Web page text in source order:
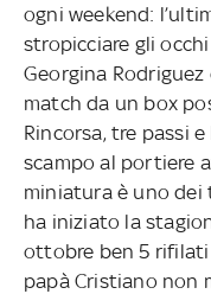
ogni weekend:
stropicciare gli
Georgina
match da un box
Rincorsa, tre passi
scampo al portiere
miniatura è uno dei
ha iniziato la
ottobre ben 5 rifilati
papà Cristiano non